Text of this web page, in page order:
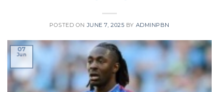
POSTED ONJUNE 7, 2025 BY ADMINPBN
07
Jun